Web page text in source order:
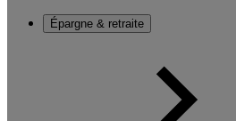
Épargne & retraite